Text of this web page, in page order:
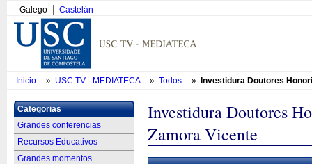
Galego Castelán
Inicio » USC TV - MEDIATECA » Todos » Investidura Doutores
Categorias
Grandes conferencias
Recursos Educativos
Grandes momentos
Investidura Doutores
Zamora Vicente